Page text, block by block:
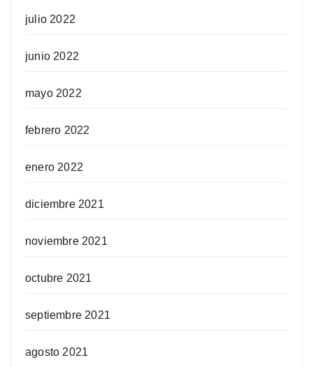
julio 2022
junio 2022
mayo 2022
febrero 2022
enero 2022
diciembre 2021
noviembre 2021
octubre 2021
septiembre 2021
agosto 2021